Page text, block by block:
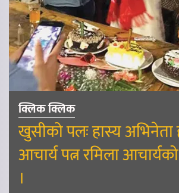
क्लिक क्लिक
खुसीको पलः हास्य अभिनेता
आचार्य पत्न रमिला
।